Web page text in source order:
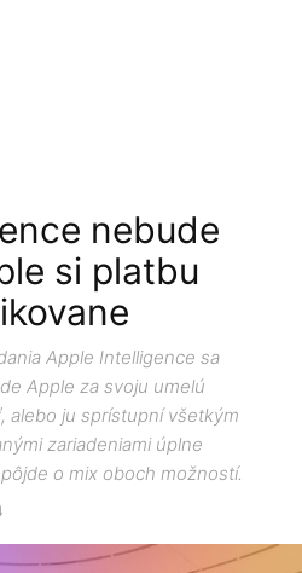
nebude
si platbu
Apple Intelligence sa
Apple za svoju umelú
alebo ju sprístupní všetkým
zariadeniami úplne
o mix oboch možností.